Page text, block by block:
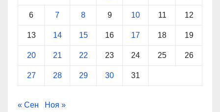
6 7 8 9 10 11 12
13 14 15 16 17 18 19
20 21 22 23 24 25 26
27 28 29 30 31
« Сен Ноя »